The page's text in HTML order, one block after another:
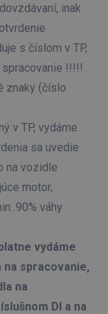
inak
s číslom v TP,
!!!!!
znaky (číslo
v TP, vydáme
sa uvedie
na vozidle
motor,
90% váhy
vydáme
spracovanie,
na
DI a na